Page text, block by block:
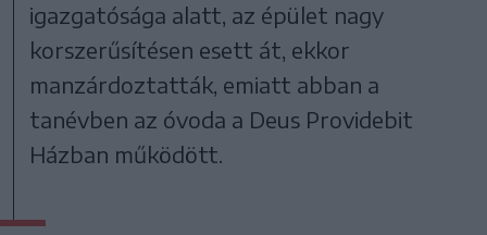
igazgatósága alatt, az épület nagy
korszerűsítésen esett át, ekkor
manzárdoztatták, emiatt abban a
tanévben az óvoda a Deus Providebit
Házban működött.